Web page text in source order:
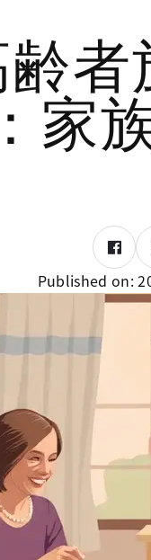
齢者
家
Published on: